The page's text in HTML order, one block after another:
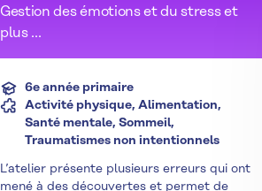
Gestion des émotions et du stress et
plus ...
6e année primaire
Activité physique, Alimentation,
Santé mentale, Sommeil,
Traumatismes non intentionnels
L’atelier présente plusieurs erreurs qui ont
mené à des découvertes et permet de